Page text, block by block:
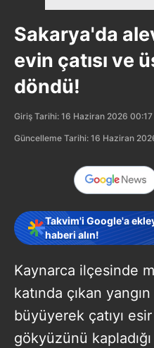
Sakarya'da
evin çatısı ve
döndü!
Giriş Tarihi: 16 Haziran 2026 00:17
Güncelleme Tarihi: 16 Haziran
Takvim'i Google'a
haberi alın!
Kaynarca ilçesinde
katında çıkan
büyüyerek çatıyı
gökyüzünü